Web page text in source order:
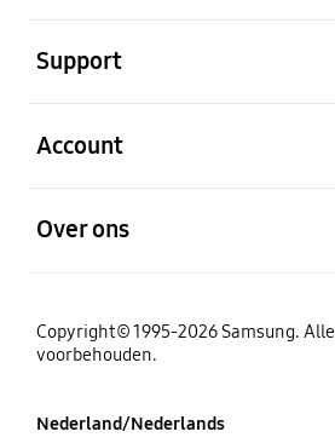
Support
Account
Over ons
Copyright© 1995-2026 Samsung.
voorbehouden.
Nederland/Nederlands